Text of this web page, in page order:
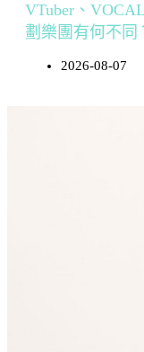
VTuber、
劃樂團有何不同
2026-08-07